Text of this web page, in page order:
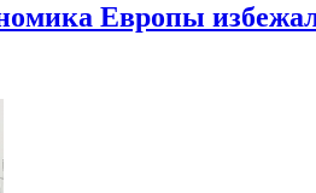
Европы